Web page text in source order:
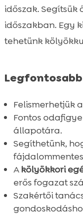
 Hogyan
ebben az
A
 A fájdalom
Az
Lehetséges
kezeljük őket
 Tévhitek a

 Képek és
folyamatáról
időszak.
időszakban. Egy
tehetünk
Felismerhetjük
Fontos
állapotára.
Segíthetünk,
Akölyökkori
erős fogazat
Szakértői